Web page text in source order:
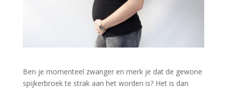
Ben je momenteel zwanger en merk je dat de gewone
spijkerbroek te strak aan het worden is? Het is dan